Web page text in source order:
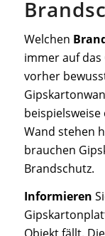
Welchen
immer auf das
vorher
Wand stehen
brauchen
Brandschutz.
Informieren